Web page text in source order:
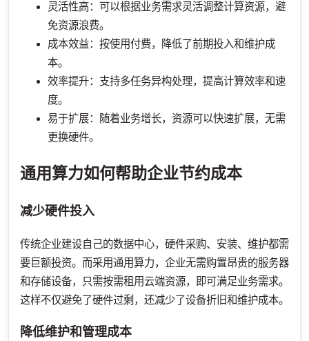
灵活性高：可以根据业务需求灵活调整计算资源，避
免资源浪费。
成本效益：按使用付费，降低了前期投入和维护成
本。
效率提升：支持多任务异构处理，提高计算效率和速
度。
易于扩展：随着业务增长，资源可以快速扩展，无需
更换硬件。
通用算力如何帮助企业节约成本
减少硬件投入
传统企业建设自己的数据中心，硬件采购、安装、维护都需
要巨额投资。而采用通用算力，企业无需购置昂贵的服务器
和存储设备，只需按需租用云端资源，即可满足业务需求。
这样不仅避免了硬件过剩，还减少了设备折旧和维护成本。
降低维护和管理成本